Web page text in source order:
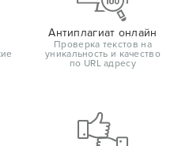
Антиплагиат онлайн
Проверка текстов на
уникальность и качество
по URL адресу